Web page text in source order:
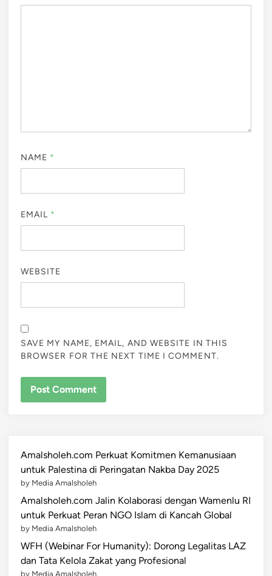
NAME *
EMAIL *
WEBSITE
SAVE MY NAME, EMAIL, AND WEBSITE IN THIS
BROWSER FOR THE NEXT TIME I COMMENT.
Amalsholeh.com Perkuat Komitmen Kemanusiaan
untuk Palestina di Peringatan Nakba Day 2025
by Media Amalsholeh
Amalsholeh.com Jalin Kolaborasi dengan Wamenlu RI
untuk Perkuat Peran NGO Islam di Kancah Global
by Media Amalsholeh
WFH (Webinar For Humanity): Dorong Legalitas LAZ
dan Tata Kelola Zakat yang Profesional
by Media Amalsholeh